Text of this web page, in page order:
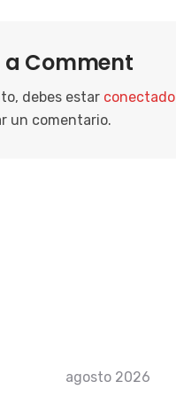
a Comment
debes estar conectado
un comentario.
agosto 2026